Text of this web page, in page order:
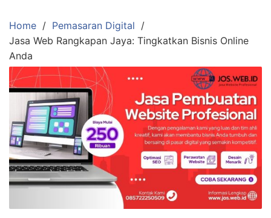
content
Home
Pemasaran Digital
Jasa Web Rangkapan Jaya: Tingkatkan Bisnis Online
Anda